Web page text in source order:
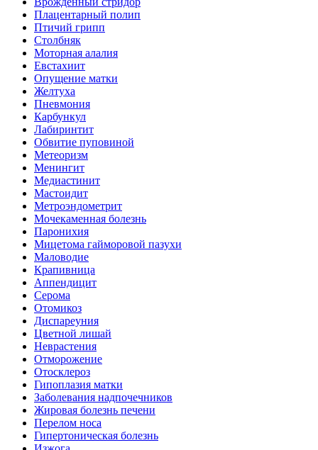
Плацентарный полип
Птичий грипп
Столбняк
Моторная алалия
Евстахиит
Опущение матки
Желтуха
Пневмония
Карбункул
Лабиринтит
Обвитие пуповиной
Метеоризм
Менингит
Медиастинит
Мастоидит
Метроэндометрит
Мочекаменная болезнь
Паронихия
Мицетома гайморовой пазухи
Маловодие
Крапивница
Аппендицит
Серома
Отомикоз
Диспареуния
Цветной лишай
Неврастения
Отморожение
Отосклероз
Гипоплазия матки
Заболевания надпочечников
Жировая болезнь печени
Перелом носа
Гипертоническая болезнь